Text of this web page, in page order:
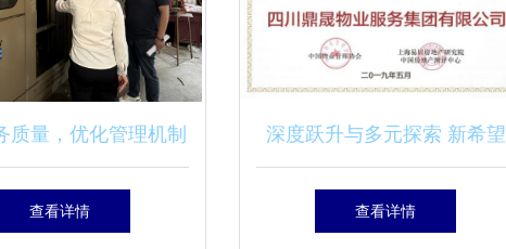
质量，优化管理机制
市退役军人事务局
查看详情
深度跃升与多元探索 新希望
服务荣获“2019物业服务企业
查看详情